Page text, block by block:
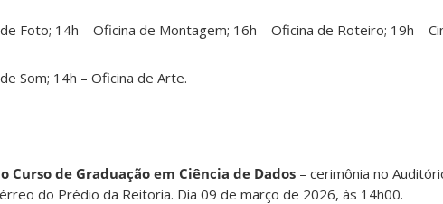
Foto; 14h – Oficina de Montagem; 16h – Oficina de Roteiro; 19h –
Som; 14h – Oficina de Arte.
Curso de Graduação em Ciência de Dados – cerimônia no
do Prédio da Reitoria. Dia 09 de março de 2026, às 14h00.